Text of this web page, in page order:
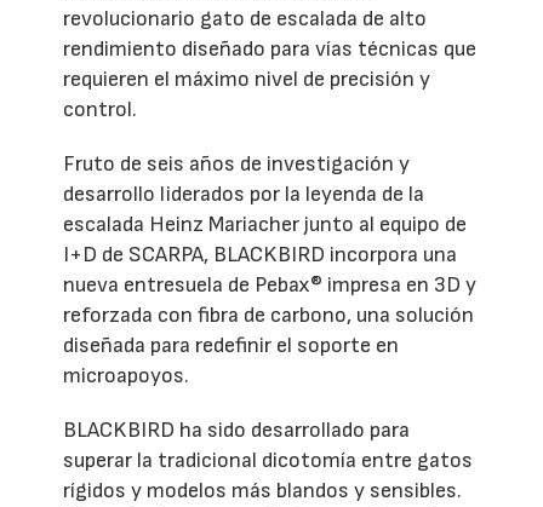
revolucionario gato de escalada de alto
rendimiento diseñado para vías técnicas que
requieren el máximo nivel de precisión y
control.
Fruto de seis años de investigación y
desarrollo liderados por la leyenda de la
escalada Heinz Mariacher junto al equipo de
I+D de SCARPA, BLACKBIRD incorpora una
nueva entresuela de Pebax® impresa en 3D y
reforzada con fibra de carbono, una solución
diseñada para redefinir el soporte en
microapoyos.
BLACKBIRD ha sido desarrollado para
superar la tradicional dicotomía entre gatos
rígidos y modelos más blandos y sensibles.